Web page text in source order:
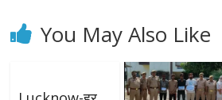
You May Also Like